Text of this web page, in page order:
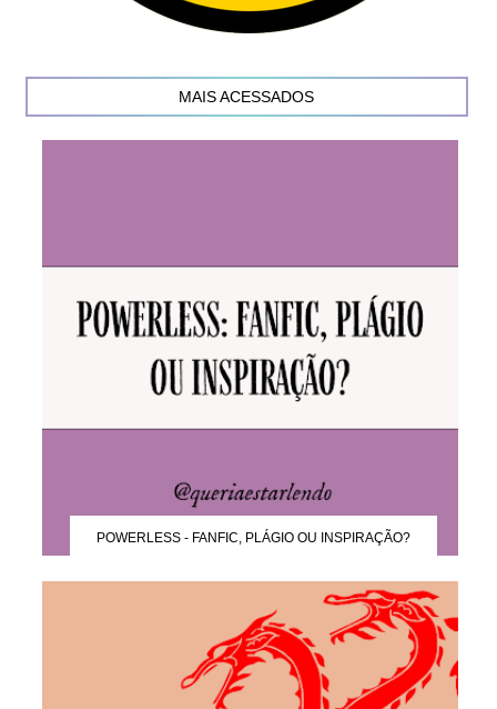
MAIS ACESSADOS
POWERLESS - FANFIC, PLÁGIO OU INSPIRAÇÃO?